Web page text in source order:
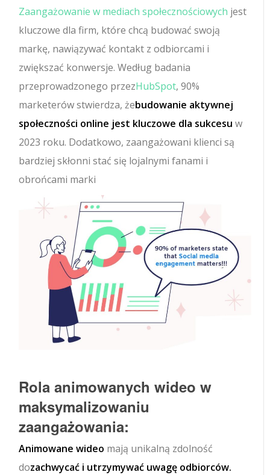
Zaangażowanie w mediach społecznościowych jest
kluczowe dla firm, które chcą budować swoją
markę, nawiązywać kontakt z odbiorcami i
zwiększać konwersje. Według badania
przeprowadzonego przezHubSpot, 90%
marketerów stwierdza, żebudowanie aktywnej
społeczności online jest kluczowe dla sukcesu w
2023 roku. Dodatkowo, zaangażowani klienci są
bardziej skłonni stać się lojalnymi fanami i
obrońcami marki
Rola animowanych wideo w
maksymalizowaniu
zaangażowania:
Animowane wideo mają unikalną zdolność
dozachwycać i utrzymywać uwagę odbiorców.